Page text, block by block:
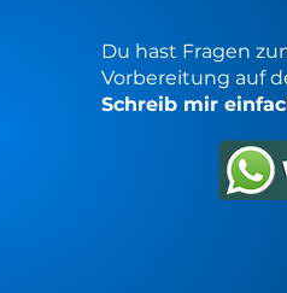
Du hast Fragen
Vorbereitung auf
Schreib mir